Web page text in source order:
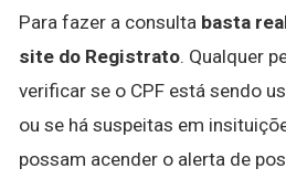
Para fazer a consulta basta
site do Registrato. Qualquer
verificar se o CPF está sendo
ou se há suspeitas em
possam acender o alerta de